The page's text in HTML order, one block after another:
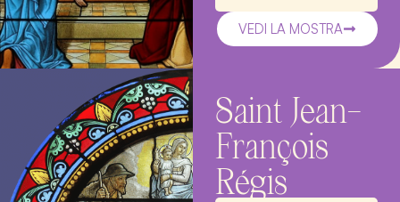
VEDI LA MOSTRA
Saint Jean-
François
Régis